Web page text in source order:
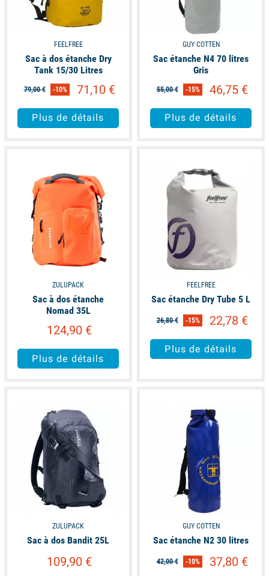
FEELFREE
Sac à dos étanche Dry
Tank 15/30 Litres
79,00 € -10% 71,10 €
Plus de détails
GUY COTTEN
Sac étanche N4 70 litres
Gris
55,00 € -15% 46,75 €
Plus de détails
ZULUPACK
Sac à dos étanche
Nomad 35L
124,90 €
Plus de détails
FEELFREE
Sac étanche Dry Tube 5 L
26,80 € -15% 22,78 €
Plus de détails
ZULUPACK
Sac à dos Bandit 25L
109,90 €
GUY COTTEN
Sac étanche N2 30 litres
42,00 € -10% 37,80 €